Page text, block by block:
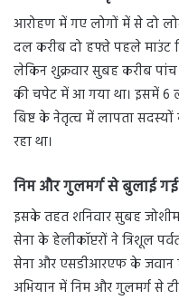
आरोहण में गए लोगों में से दो
दल करीब दो हफ्ते पहले माउंट
लेकिन शुक्रवार सुबह करीब
की चपेट में आ गया था। इसमें 6
बिष्ट के नेतृत्व में लापता
रहा था।
निम और गुलमर्ग से बुलाई गई
इसके तहत शनिवार सुबह
सेना के हेलीकॉप्टरों ने त्रिशूल
सेना और एसडीआरएफ के जवान
अभियान में निम और गुलमर्ग से